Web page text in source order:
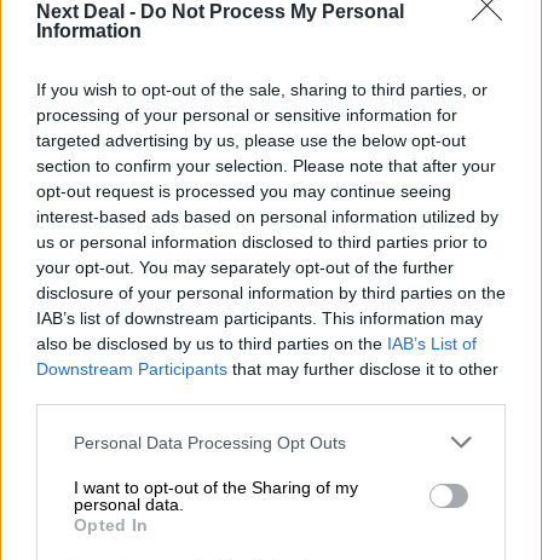
Next Deal - Do Not Process My Personal
Information
If you wish to opt-out of the sale, sharing to third parties, or
processing of your personal or sensitive information for
targeted advertising by us, please use the below opt-out
section to confirm your selection. Please note that after your
opt-out request is processed you may continue seeing
interest-based ads based on personal information utilized by
us or personal information disclosed to third parties prior to
your opt-out. You may separately opt-out of the further
disclosure of your personal information by third parties on the
IAB’s list of downstream participants. This information may
also be disclosed by us to third parties on the IAB’s List of
Downstream Participants that may further disclose it to other
Personal Data Processing Opt Outs
I want to opt-out of the Sharing of my
personal data.
Opted In
05.08.2026 - 11:30
διαμεσολαβητών
05.08.2026 - 10:50
Ξεκινούν οι αιτήσεις στο vouchers.gov.gr για το Πρόγραμμα
«Τουρισμός για όλους 2026-2027»
05.08.2026 - 10:19
WWF: Περισσότερα από 180.000 στρέμματα καμένων
δασικών εκτάσεων στην Ελλάδα σε λίγες μόλις μέρες
05.08.2026 - 09:45
Η Ελλάδα που αντιστέκεται και επιμένει να μην ασφαλίζεται!
Καλοκαιρινό ταξίδι: Οι 8 συμβουλές που αξίζει να δώσει κάθε
05.08.2026 - 08:51